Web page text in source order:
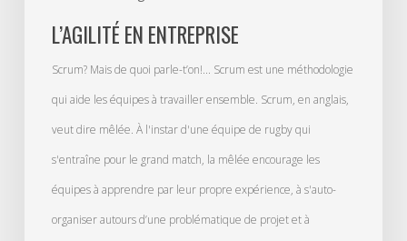
L’AGILITÉ EN ENTREPRISE
Scrum? Mais de quoi parle-t’on!... Scrum est une méthodologie
qui aide les équipes à travailler ensemble. Scrum, en anglais,
veut dire mêlée. À l'instar d'une équipe de rugby qui
s'entraîne pour le grand match, la mêlée encourage les
équipes à apprendre par leur propre expérience, à s'auto-
organiser autours d’une problématique de projet et à